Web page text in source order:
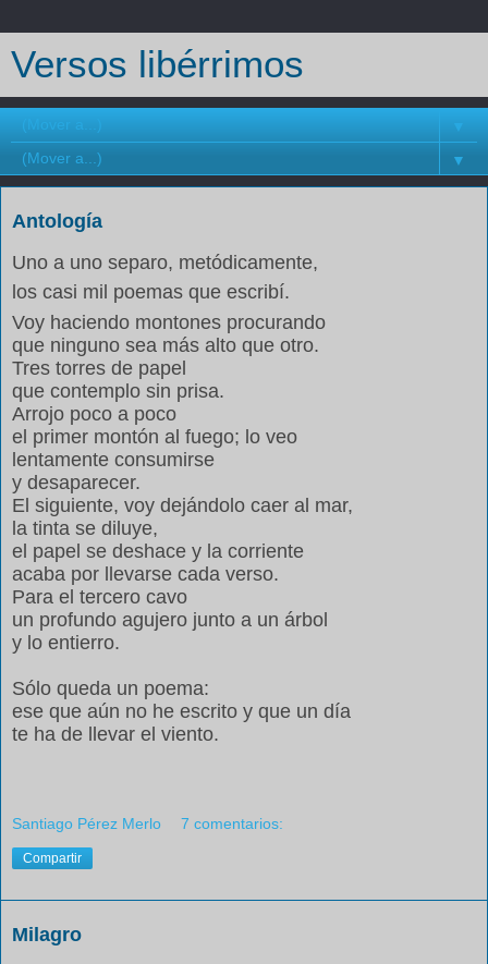
Versos libérrimos
▼
▼
Antología
Uno a uno separo, metódicamente,
los casi mil poemas que escribí.
Voy haciendo montones procurando
que ninguno sea más alto que otro.
Tres torres de papel
que contemplo sin prisa.
Arrojo poco a poco
el primer montón al fuego; lo veo
lentamente consumirse
y desaparecer.
El siguiente, voy dejándolo caer al mar,
la tinta se diluye,
el papel se deshace y la corriente
acaba por llevarse cada verso.
Para el tercero cavo
un profundo agujero junto a un árbol
y lo entierro.
Sólo queda un poema:
ese que aún no he escrito y que un día
te ha de llevar el viento.
Santiago Pérez Merlo 7 comentarios:
Compartir
Milagro